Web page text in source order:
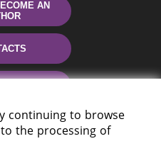
AN
continuing to browse
the processing of